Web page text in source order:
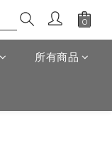
所有商品